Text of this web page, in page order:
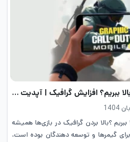
چگونه کیفیت کالاف را بالا ببریم؟ افزایش گرافیک | آپدیت شد
؟بالا بردن گرافیک در بازی‌ها همیشه
گیمرها و توسعه‌ دهندگان بوده است،